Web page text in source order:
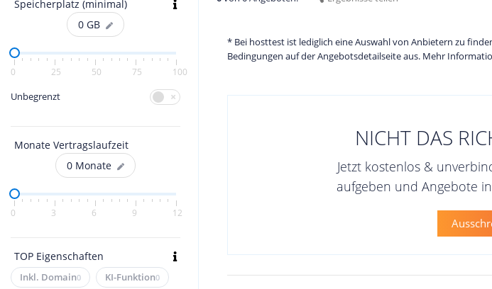
Speicherplatz (minimal)
0 GB
0 25 50 75 100
Unbegrenzt
Monate Vertragslaufzeit
0 Monate
0 3 6 9 12
TOP Eigenschaften
Inkl. Domain0 KI-Funktion0
* Bei hosttest ist lediglich eine Auswahl von Anbietern zu
Bedingungen auf der Angebotsdetailseite aus. Mehr
NICHT DAS
Jetzt kostenlos &
aufgeben und Angebote